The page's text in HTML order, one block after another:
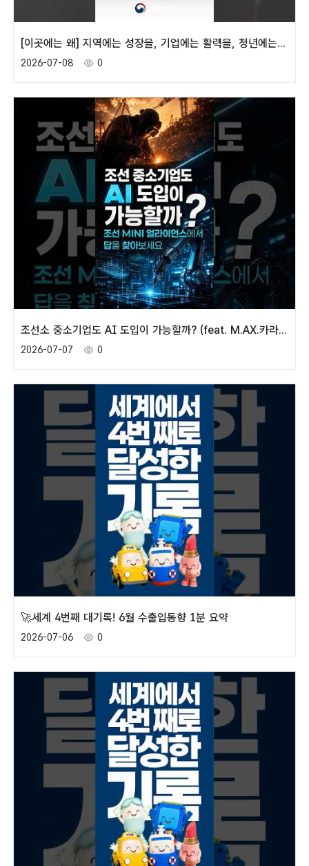
[이곳에는 왜] 지역에는 성장을, 기업에는 활력을, 청년에는 미래를!
2026-07-08 0
조선소 중소기업도 AI 도입이 가능할까? (feat. M.AX.카라반)
2026-07-07 0
🚀세계 4번째 대기록! 6월 수출입동향 1분 요약
2026-07-06 0